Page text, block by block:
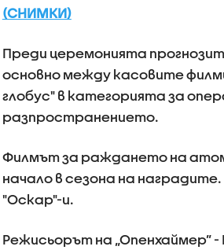
(СНИМКИ)
Преди церемонията
основно между касовите
глобус" в категорията за
разпространението.
Филмът за раждането на
начало в сезона на
"Оскар"-и.
Режисьорът на „Опенхаймер”